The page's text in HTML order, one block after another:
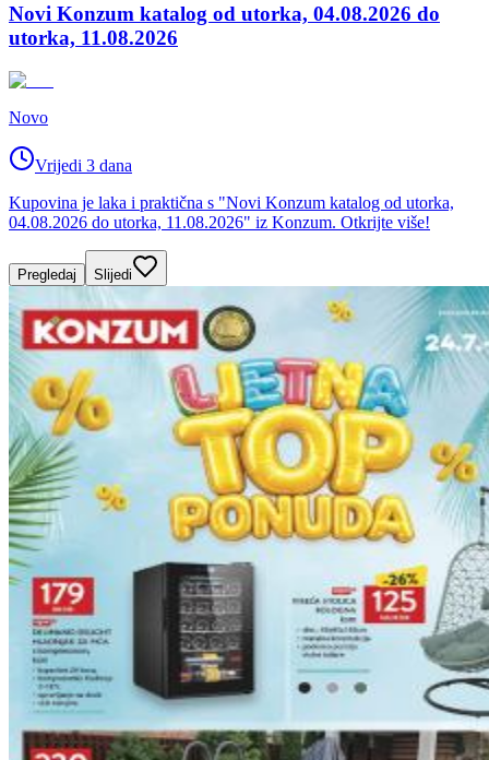
Novi Konzum katalog od utorka, 04.08.2026 do
utorka, 11.08.2026
Novo
Vrijedi 3 dana
Kupovina je laka i praktična s "Novi Konzum katalog od utorka,
04.08.2026 do utorka, 11.08.2026" iz Konzum. Otkrijte više!
Pregledaj Slijedi